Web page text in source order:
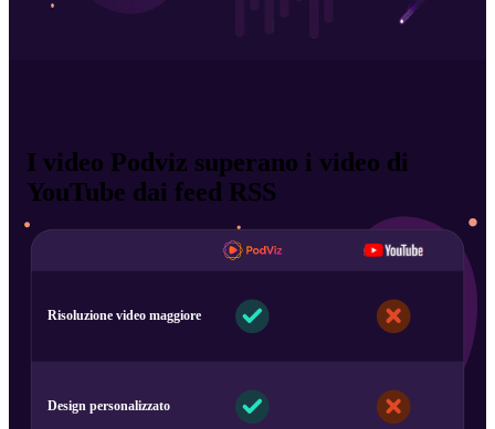
Risoluzione video maggiore
Design personalizzato
I video Podviz superano i video di
YouTube dai feed RSS